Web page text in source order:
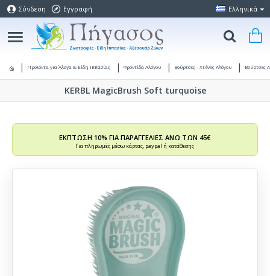
Σύνδεση Εγγραφή Ελληνικά
Προϊόντα για Άλογα & Είδη Ιππασίας Φροντίδα Αλόγου Βούρτσες - Χτένες Αλόγου Βούρτσες
KERBL MagicBrush Soft turquoise
ΕΚΠΤΩΣΗ 10% ΓΙΑ ΠΑΡΑΓΓΕΛΙΕΣ ΑΝΩ ΤΩΝ 45€
Για πληρωμές μέσω κάρτας, paypal ή κατάθεσης